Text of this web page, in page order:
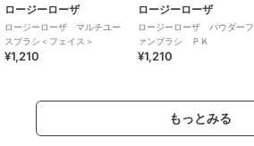
ロージーローザ
ロージーローザ マルチユー
スブラシ＜フェイス＞
¥1,210
ロージーローザ
ロージーローザ パウダーフ
ァンブラシ ＰＫ
¥1,210
もっとみる